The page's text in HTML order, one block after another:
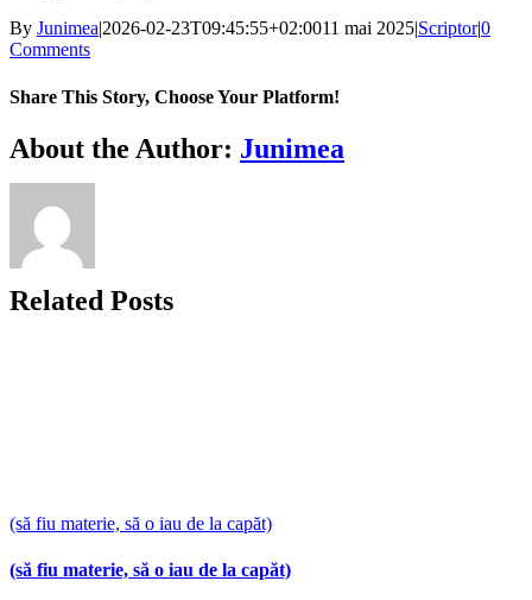
By Junimea|2026-02-23T09:45:55+02:0011 mai 2025|Scriptor|0
Comments
Share This Story, Choose Your Platform!
Facebook
X
Bluesky
Reddit
LinkedIn
WhatsApp
Telegram
Tumblr
Xing
Email
Copy
Link
About the Author: Junimea
Related Posts
(să fiu materie, să o iau de la capăt)
(să fiu materie, să o iau de la capăt)